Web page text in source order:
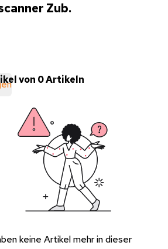
Zub.
von 0 Artikeln
keine Artikel mehr in dieser